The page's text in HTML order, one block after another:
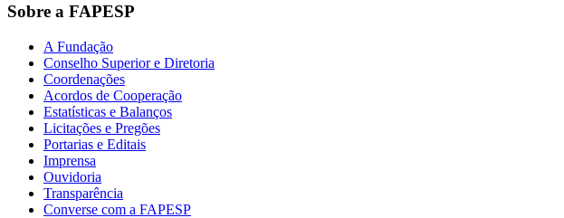
Sobre a FAPESP
A Fundação
Conselho Superior e Diretoria
Coordenações
Acordos de Cooperação
Estatísticas e Balanços
Licitações e Pregões
Portarias e Editais
Imprensa
Ouvidoria
Transparência
Converse com a FAPESP